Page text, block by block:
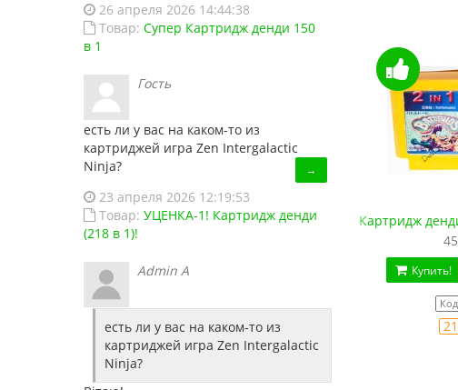
26 апреля 2026 14:44:38
Товар: Супер Картридж денди 150
в 1
Гость
есть ли у вас на каком-то из
картриджей игра Zen Intergalactic
Ninja?
→
23 апреля 2026 12:19:53
Товар: УЦЕНКА-1! Картридж денди
(218 в 1)!
Admin A
есть ли у вас на каком-то из
картриджей игра Zen Intergalactic
Ninja?
Супер Картридж денди 150 в 1
Купить!
13 отзывов
Картридж
Купить!